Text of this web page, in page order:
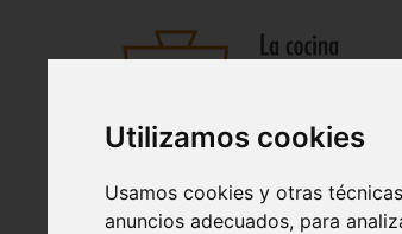
Utilizamos cookies
Usamos cookies y otras
anuncios adecuados, para
Entrantes |Sopas y cremas|Pastas y